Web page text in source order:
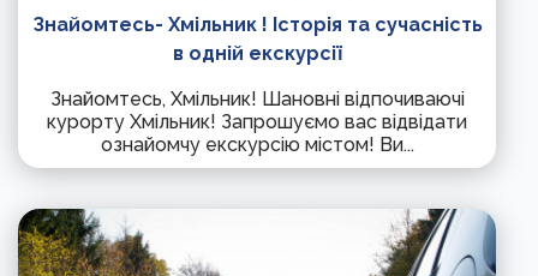
Знайомтесь- Хмільник ! Історія та сучасність
в одній екскурсії
Знайомтесь, Хмільник! Шановні відпочиваючі
курорту Хмільник! Запрошуємо вас відвідати
ознайомчу екскурсію містом! Ви...